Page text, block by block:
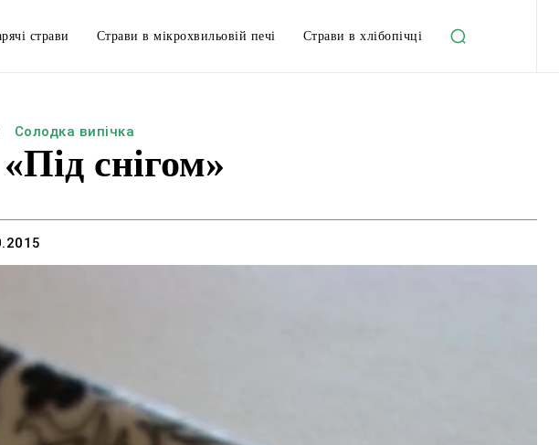
страви Страви в мікрохвильовій печі Страви в хлібопічці
Солодка випічка
снігом»